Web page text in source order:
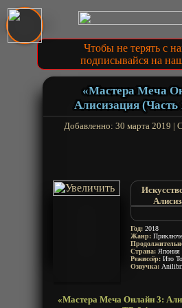
Чтобы не терять с
подписывайся на
«Мастера Меча
Алисизация (Часть
Добавленно: 30 марта 2019 |
Sword Art
Год: 2018
Жанр:
Страна: Япония
Режиссёр: Ито
Озвучка:
«Мастера Меча Онлайн 3: